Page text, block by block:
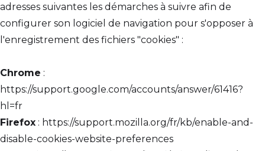
adresses suivantes les démarches à suivre afin de
configurer son logiciel de navigation pour s'opposer à
l'enregistrement des fichiers "cookies" :
Chrome :
https://support.google.com/accounts/answer/61416?
hl=fr
Firefox : https://support.mozilla.org/fr/kb/enable-and-
disable-cookies-website-preferences